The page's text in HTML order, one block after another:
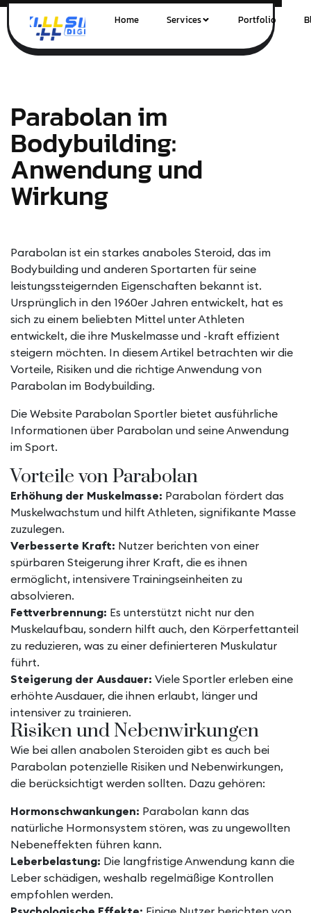
Home Services Portfolio
Parabolan im
Bodybuilding:
Anwendung und
Wirkung
Parabolan ist ein starkes anaboles Steroid, das im
Bodybuilding und anderen Sportarten für seine
leistungssteigernden Eigenschaften bekannt ist.
Ursprünglich in den 1960er Jahren entwickelt, hat es
sich zu einem beliebten Mittel unter Athleten
entwickelt, die ihre Muskelmasse und -kraft effizient
steigern möchten. In diesem Artikel betrachten wir die
Vorteile, Risiken und die richtige Anwendung von
Parabolan im Bodybuilding.
Die Website Parabolan Sportler bietet ausführliche
Informationen über Parabolan und seine Anwendung
im Sport.
Vorteile von Parabolan
Erhöhung der Muskelmasse: Parabolan fördert das
Muskelwachstum und hilft Athleten, signifikante Masse
zuzulegen.
Verbesserte Kraft: Nutzer berichten von einer
spürbaren Steigerung ihrer Kraft, die es ihnen
ermöglicht, intensivere Trainingseinheiten zu
absolvieren.
Fettverbrennung: Es unterstützt nicht nur den
Muskelaufbau, sondern hilft auch, den Körperfettanteil
zu reduzieren, was zu einer definierteren Muskulatur
führt.
Steigerung der Ausdauer: Viele Sportler erleben eine
erhöhte Ausdauer, die ihnen erlaubt, länger und
intensiver zu trainieren.
Risiken und Nebenwirkungen
Wie bei allen anabolen Steroiden gibt es auch bei
Parabolan potenzielle Risiken und Nebenwirkungen,
die berücksichtigt werden sollten. Dazu gehören:
Hormonschwankungen: Parabolan kann das
natürliche Hormonsystem stören, was zu ungewollten
Nebeneffekten führen kann.
Leberbelastung: Die langfristige Anwendung kann die
Leber schädigen, weshalb regelmäßige Kontrollen
empfohlen werden.